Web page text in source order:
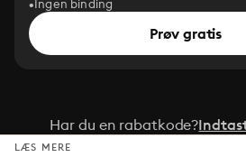
Ingen binding
Prøv gratis
Har du en rabatkode?
LÆS MERE